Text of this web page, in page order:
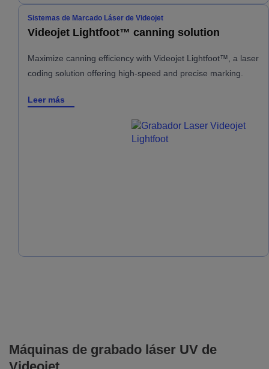
Sistemas de Marcado Láser de Videojet
Videojet Lightfoot™ canning solution
Maximize canning efficiency with Videojet Lightfoot™, a laser
coding solution offering high-speed and precise marking.
Leer más
Máquinas de grabado láser UV de